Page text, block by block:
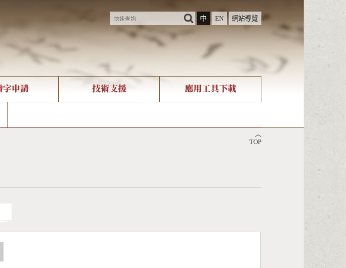
中
EN 網站導覽
字申請 技術支援 應用工具下載
︿
TOP